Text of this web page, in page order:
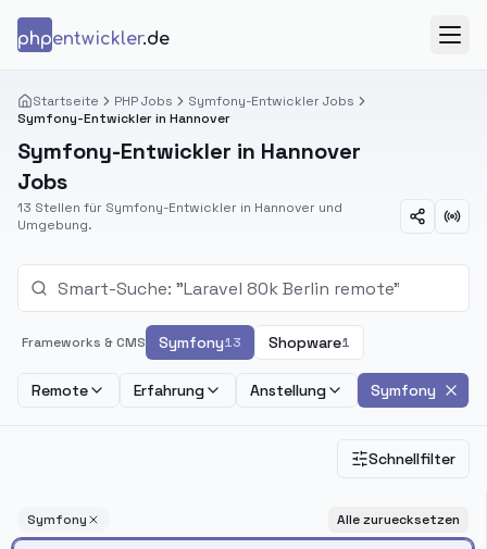
phpentwickler.de
Startseite PHP Jobs
Symfony-Entwickler Jobs
Symfony-Entwickler in Hannover
Symfony-Entwickler in Hannover
Jobs
13 Stellen für Symfony-Entwickler in Hannover und
Umgebung.
Frameworks & CMS Symfony13 Shopware1
Remote Erfahrung Anstellung Symfony
Schnellfilter
Symfony Alle zuruecksetzen